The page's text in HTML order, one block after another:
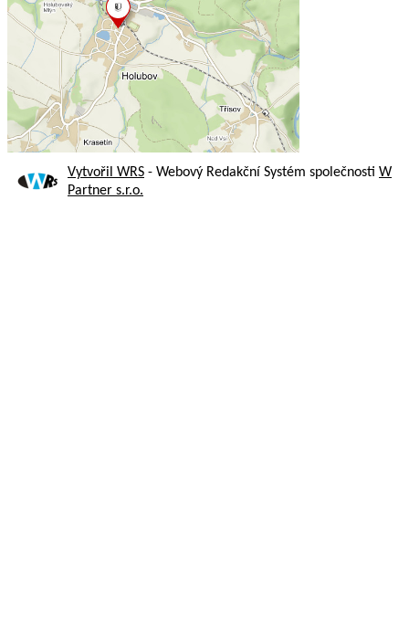
Vytvořil WRS - Webový Redakční Systém společnosti W
Partner s.r.o.